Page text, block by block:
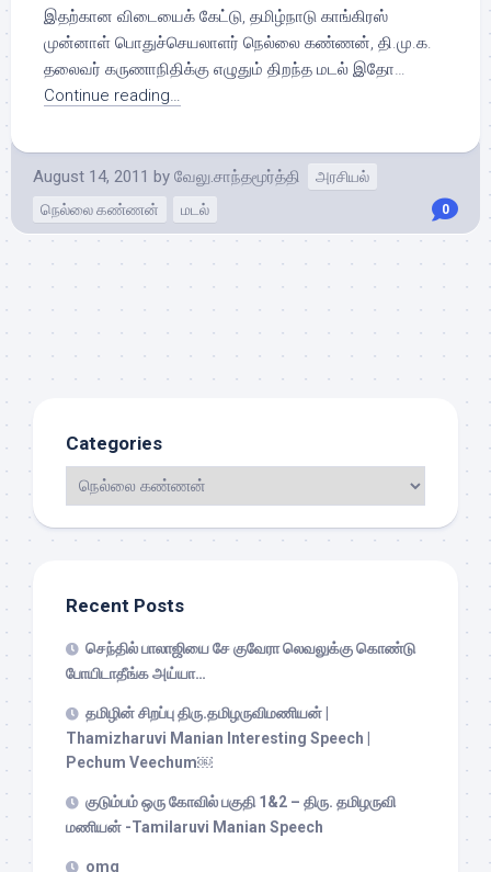
இதற்கான விடையைக் கேட்டு, தமிழ்நாடு காங்கிரஸ்
முன்னாள் பொதுச்செயலாளர் நெல்லை கண்ணன், தி.மு.க.
தலைவர் கருணாநிதிக்கு எழுதும் திறந்த மடல் இதோ…
Continue reading…
August 14, 2011 by வேலு.சாந்தமூர்த்தி
அரசியல்
நெல்லை கண்ணன்
மடல் 0
Categories
Recent Posts
செந்தில் பாலாஜியை சே குவேரா லெவலுக்கு கொண்டு
போயிடாதீங்க அய்யா…
தமிழின் சிறப்பு திரு.தமிழருவிமணியன் |
Thamizharuvi Manian Interesting Speech |
Pechum Veechum￼
குடும்பம் ஒரு கோவில் பகுதி 1&2 – திரு. தமிழருவி
மணியன் -Tamilaruvi Manian Speech
omg